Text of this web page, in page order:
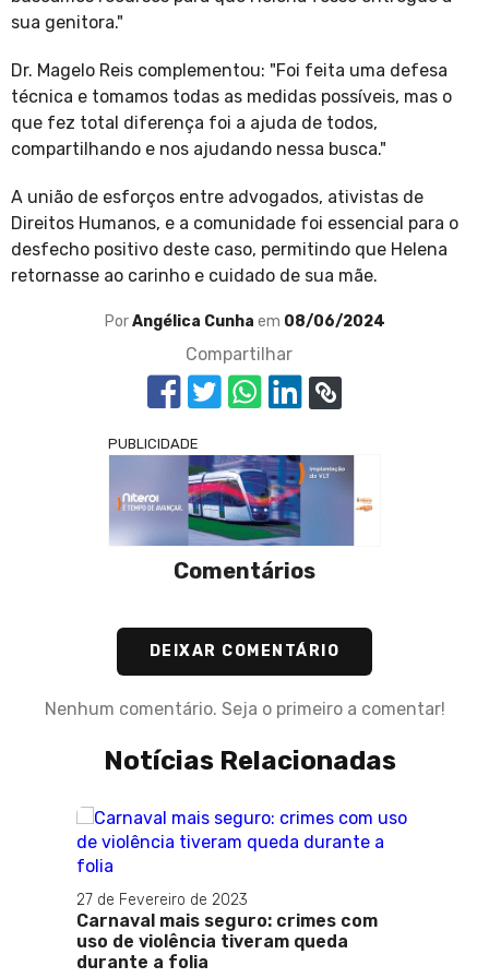
sua genitora."
Dr. Magelo Reis complementou: "Foi feita uma defesa
técnica e tomamos todas as medidas possíveis, mas o
que fez total diferença foi a ajuda de todos,
compartilhando e nos ajudando nessa busca."
A união de esforços entre advogados, ativistas de
Direitos Humanos, e a comunidade foi essencial para o
desfecho positivo deste caso, permitindo que Helena
retornasse ao carinho e cuidado de sua mãe.
PorAngélica Cunha em 08/06/2024
Compartilhar
PUBLICIDADE
Comentários
DEIXAR COMENTÁRIO
Nenhum comentário. Seja o primeiro a comentar!
Notícias Relacionadas
27 de Fevereiro de 2023
Carnaval mais seguro: crimes com
uso de violência tiveram queda
durante a folia